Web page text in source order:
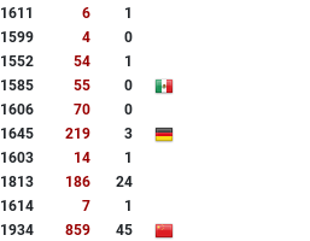
1611 6
1
1599 4
0
1552 54
1
1585 55
0
1606 70
0
1645 219
3
1603 14
1
1813 186
24
1614 7
1
1934 859
45